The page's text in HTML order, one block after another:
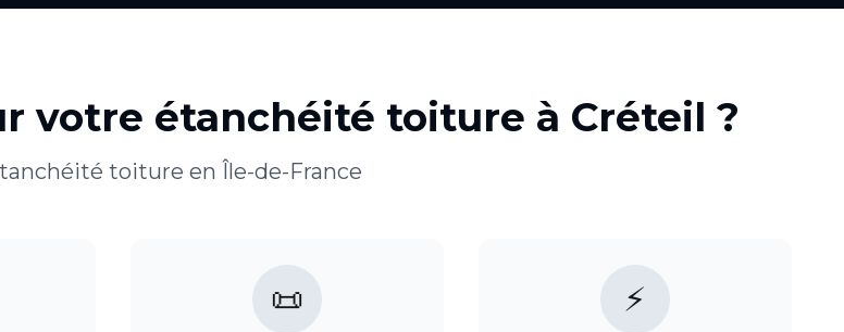
votre étanchéité toiture à Créteil ?
toiture en Île-de-France
📜 ⚡